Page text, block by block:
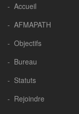
- Accueil
- AFMAPATH
- Objectifs
- Bureau
- Statuts
- Rejoindre